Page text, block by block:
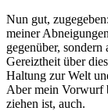
Nun gut,
meiner
gegenüber,
Gereiztheit über
Haltung zur Welt
Aber mein Vorwurf
ziehen ist, auch.